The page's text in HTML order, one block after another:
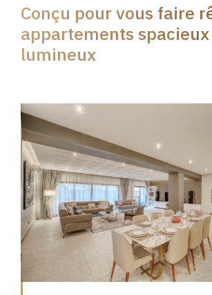
Conçu pour vous faire
appartements
lumineux